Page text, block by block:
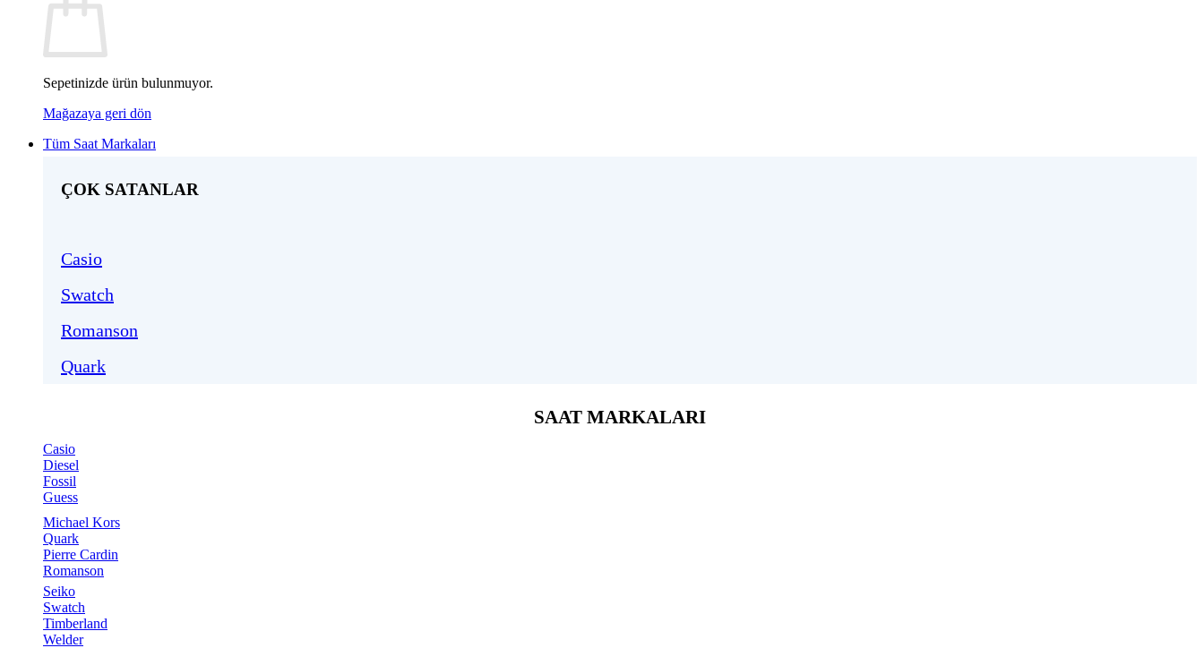
Sepetinizde ürün bulunmuyor.
Mağazaya geri dön
Tüm Saat Markaları
ÇOK SATANLAR
Casio
Swatch
Romanson
Quark
SAAT MARKALARI
Casio
Diesel
Fossil
Guess
Michael Kors
Quark
Pierre Cardin
Romanson
Seiko
Swatch
Timberland
Welder